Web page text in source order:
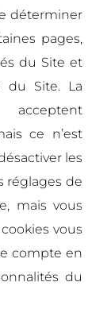
déterminer
pages,
du Site et
du Site. La
ce n’est
les
réglages de
mais vous
vous
compte en
du